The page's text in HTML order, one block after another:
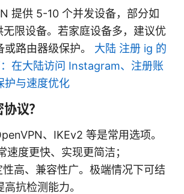
提供 5-10 个并发设备，部分如
限设备。若家庭设备多，建议优
路由器级保护。 大陆 注册 ig 的
在大陆访问 Instagram、注册账
护与速度优化
议？
、IKEv2 等是常用选项。
速度更快、实现更简洁；
高、兼容性广。极端情况下可结
抗检测能力。